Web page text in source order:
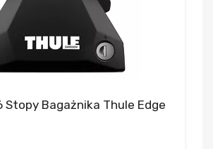
Stopy Bagażnika Thule Edge